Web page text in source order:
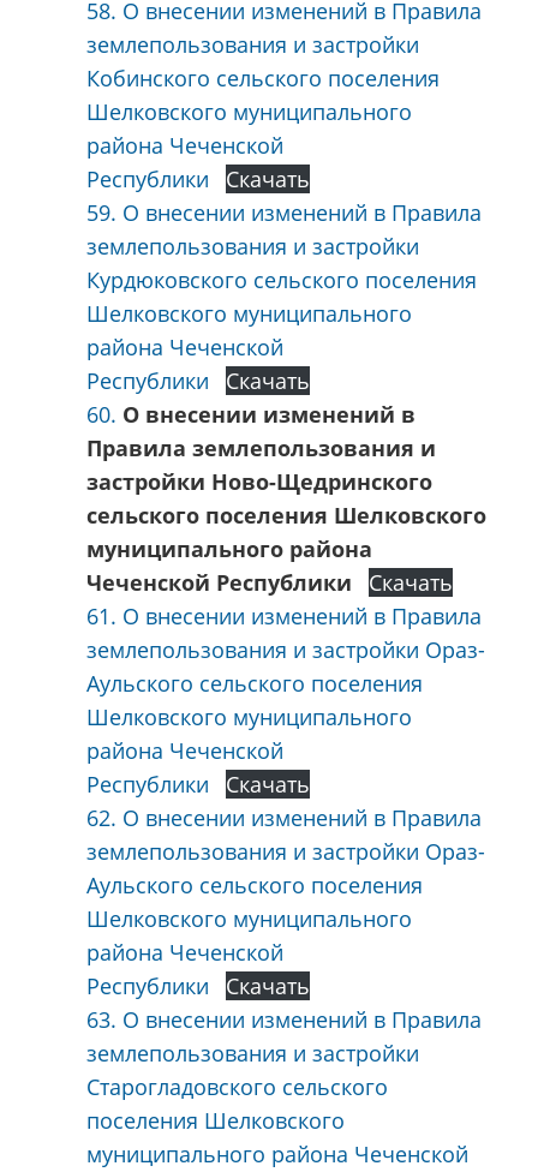
58. О внесении изменений в Правила
землепользования и застройки
Кобинского сельского поселения
Шелковского муниципального
района Чеченской
Республики
Скачать
59. О внесении изменений в Правила
землепользования и застройки
Курдюковского сельского поселения
Шелковского муниципального
района Чеченской
Республики
Скачать
60. О внесении изменений в
Правила землепользования и
застройки Ново-Щедринского
сельского поселения Шелковского
муниципального района
Чеченской Республики
Скачать
61. О внесении изменений в Правила
землепользования и застройки Ораз-
Аульского сельского поселения
Шелковского муниципального
района Чеченской
Республики
Скачать
62. О внесении изменений в Правила
землепользования и застройки Ораз-
Аульского сельского поселения
Шелковского муниципального
района Чеченской
Республики
Скачать
63. О внесении изменений в Правила
землепользования и застройки
Старогладовского сельского
поселения Шелковского
муниципального района Чеченской